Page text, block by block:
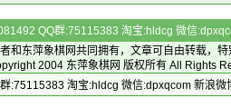
QQ群:75115383 淘宝:hldcg 微信
和 东萍象棋网共同拥有，文章可自由转载，
2004 东萍象棋网 版权所有 All Rights
:75115383 淘宝:hldcg 微信:dpxqcom 新浪微